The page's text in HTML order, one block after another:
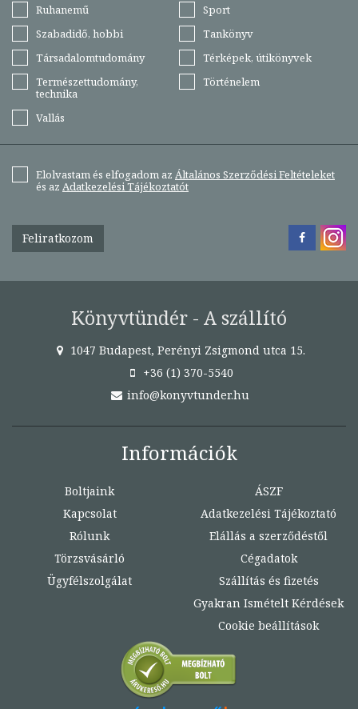
Ruhanemű
Sport
Szabadidő, hobbi
Tankönyv
Társadalomtudomány
Térképek, útikönyvek
Természettudomány,
technika
Történelem
Vallás
Elolvastam és elfogadom az Általános Szerződési Feltételeket
és az Adatkezelési Tájékoztatót
Feliratkozom
Könyvtündér - A szállító
1047 Budapest, Perényi Zsigmond utca 15.
+36 (1) 370-5540
info@konyvtunder.hu
Információk
Boltjaink
Kapcsolat
Rólunk
Törzsvásárló
Ügyfélszolgálat
ÁSZF
Adatkezelési Tájékoztató
Elállás a szerződéstől
Cégadatok
Szállítás és fizetés
Gyakran Ismételt Kérdések
Cookie beállítások